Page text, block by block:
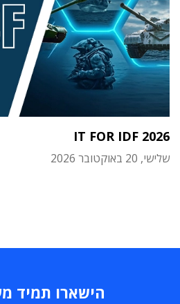
IT FOR IDF 2026
שלישי, 20 באוקטובר 2026
הישארו תמיד